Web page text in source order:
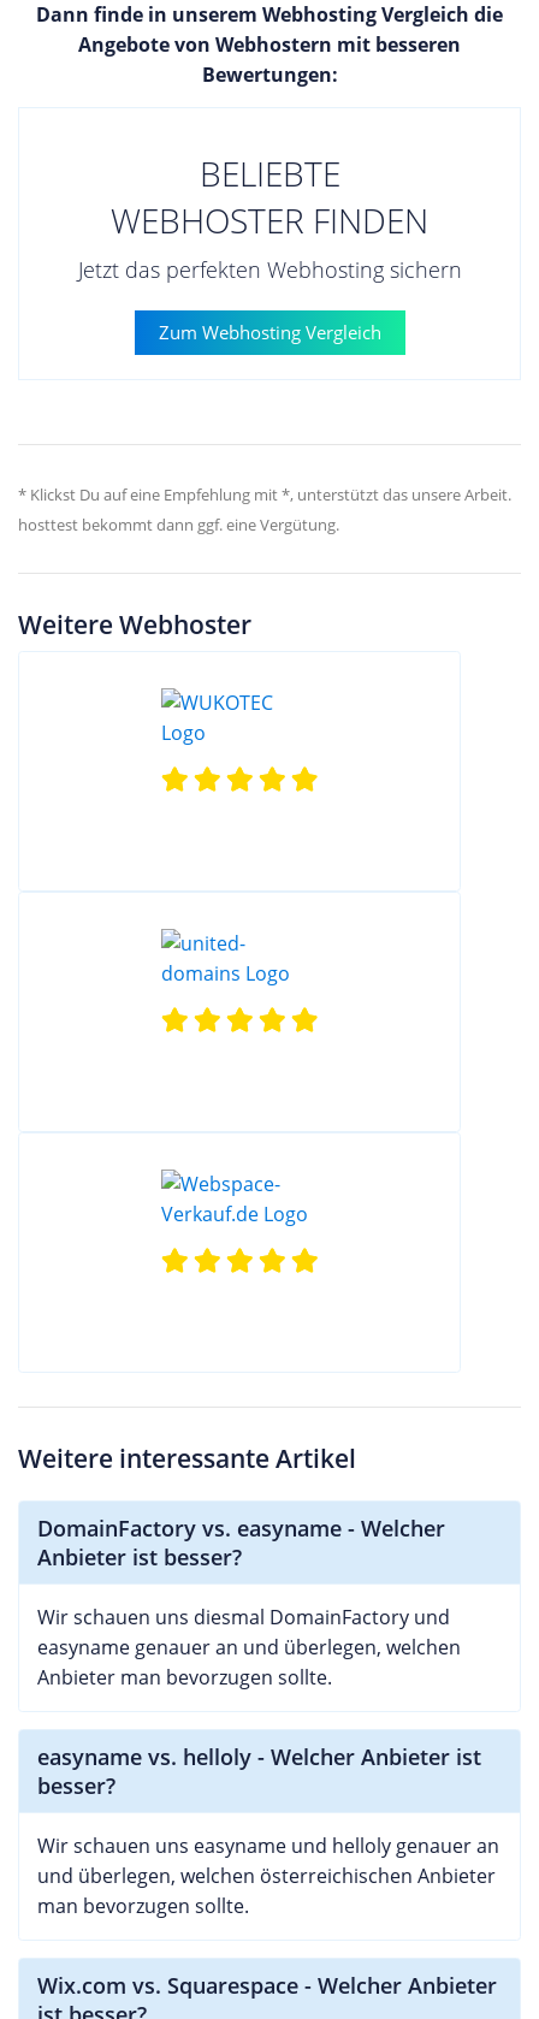
Dann finde in unserem Webhosting Vergleich die
Angebote von Webhostern mit besseren
Bewertungen:
BELIEBTE
WEBHOSTER FINDEN
Jetzt das perfekten Webhosting sichern
Zum Webhosting Vergleich
* Klickst Du auf eine Empfehlung mit *, unterstützt das unsere Arbeit.
hosttest bekommt dann ggf. eine Vergütung.
Weitere Webhoster
Weitere interessante Artikel
DomainFactory vs. easyname - Welcher
Anbieter ist besser?
Wir schauen uns diesmal DomainFactory und
easyname genauer an und überlegen, welchen
Anbieter man bevorzugen sollte.
easyname vs. helloly - Welcher Anbieter ist
besser?
Wir schauen uns easyname und helloly genauer an
und überlegen, welchen österreichischen Anbieter
man bevorzugen sollte.
Wix.com vs. Squarespace - Welcher Anbieter